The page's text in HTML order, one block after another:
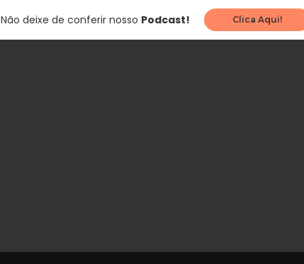
Não deixe de conferir nosso Podcast! Clica Aqui!